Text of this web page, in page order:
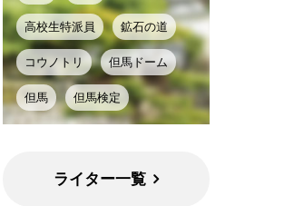
高校生特派員 鉱石の道
コウノトリ 但馬ドーム
但馬 但馬検定
ライター一覧